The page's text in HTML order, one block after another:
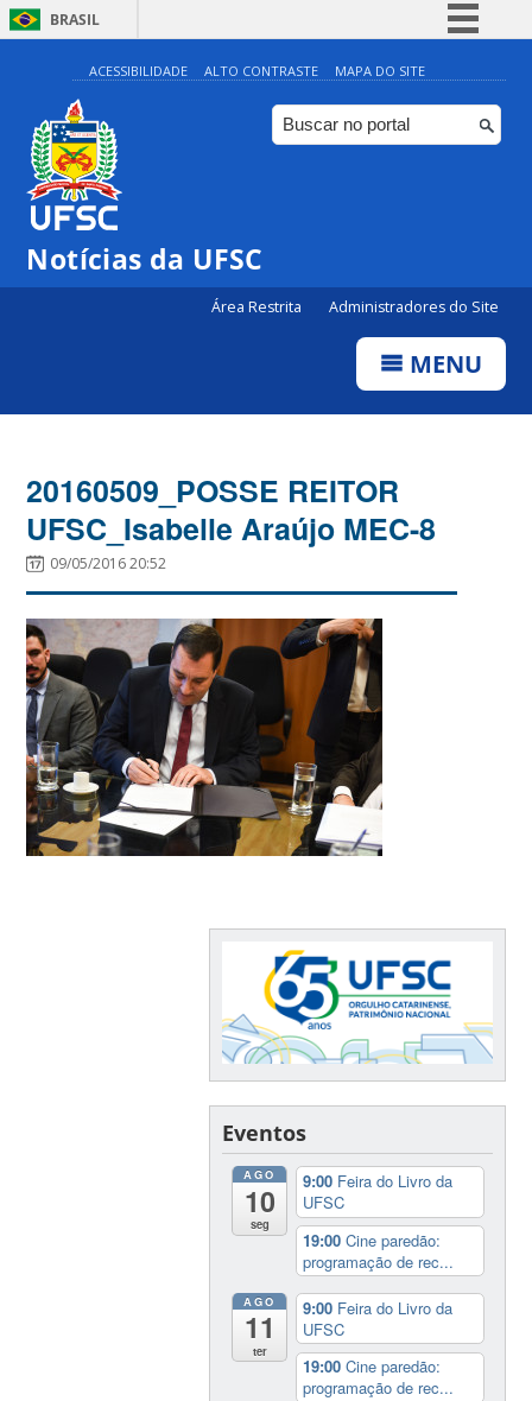
BRASIL
Simplifique!
Comunica BR
Participe
ACESSIBILIDADE ALTO CONTRASTE MAPA DO SITE
Notícias da UFSC
Área Restrita Administradores do Site
MENU
20160509_POSSE REITOR
UFSC_Isabelle Araújo MEC-8
09/05/2016 20:52
Eventos
AGO
10
seg
9:00 Feira do Livro da
UFSC
19:00Cine paredão:
programação de rec...
AGO
11
ter
9:00 Feira do Livro da
UFSC
19:00Cine paredão:
programação de rec...